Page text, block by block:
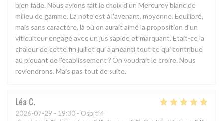
bien fade. Nous avions fait le choix d'un Mercurey blanc de
milieu de gamme. La note est à l'avenant, moyenne. Equilibré,
mais sans caractère, là où on aurait aimé la proposition d'un
viticulteur engagé avec un jus sapide et marquant. Etait-ce la
chaleur de cette fin juillet qui a anéanti tout ce qui contribue
au piquant de l'établissement ? On voudrait le croire. Nous
reviendrons. Mais pas tout de suite.
Léa C
2026-07-29 - 19:30 - Ospiti 4